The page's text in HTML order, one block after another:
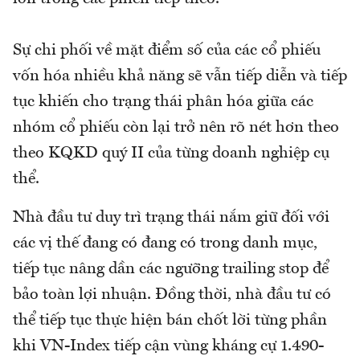
Sự chi phối về mặt điểm số của các cổ phiếu
vốn hóa nhiều khả năng sẽ vẫn tiếp diễn và tiếp
tục khiến cho trạng thái phân hóa giữa các
nhóm cổ phiếu còn lại trở nên rõ nét hơn theo
theo KQKD quý II của từng doanh nghiệp cụ
thể.
Nhà đầu tư duy trì trạng thái nắm giữ đối với
các vị thế đang có đang có trong danh mục,
tiếp tục nâng dần các ngưỡng trailing stop để
bảo toàn lợi nhuận. Đồng thời, nhà đầu tư có
thể tiếp tục thực hiện bán chốt lời từng phần
khi VN-Index tiếp cận vùng kháng cự 1.490-